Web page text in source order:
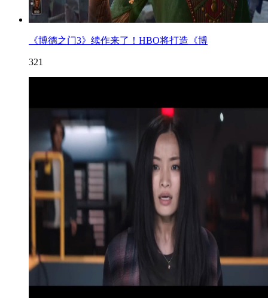
《博德之门3》续作来了！HBO将打造《博
321